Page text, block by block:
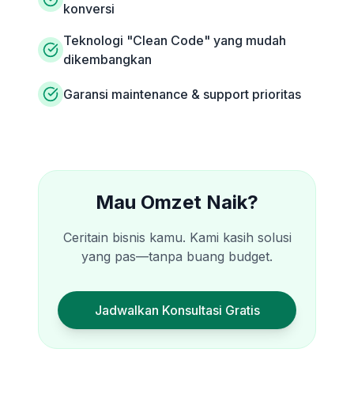
konversi
Teknologi "Clean Code" yang mudah
dikembangkan
Garansi maintenance & support prioritas
Mau Omzet Naik?
Ceritain bisnis kamu. Kami kasih solusi
yang pas—tanpa buang budget.
Jadwalkan Konsultasi Gratis